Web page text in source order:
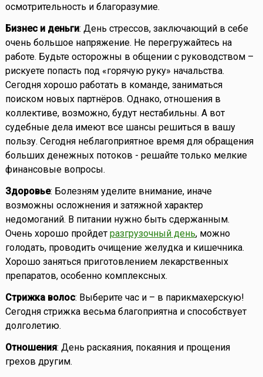
осмотрительность и благоразумие.
Бизнес и деньги: День стрессов, заключающий в себе
очень большое напряжение. Не перегружайтесь на
работе. Будьте осторожны в общении с руководством –
рискуете попасть под «горячую руку» начальства.
Сегодня хорошо работать в команде, заниматься
поиском новых партнёров. Однако, отношения в
коллективе, возможно, будут нестабильны. А вот
судебные дела имеют все шансы решиться в вашу
пользу. Сегодня неблагоприятное время для обращения
больших денежных потоков - решайте только мелкие
финансовые вопросы.
Здоровье: Болезням уделите внимание, иначе
возможны осложнения и затяжной характер
недомоганий. В питании нужно быть сдержанным.
Очень хорошо пройдет разгрузочный день, можно
голодать, проводить очищение желудка и кишечника.
Хорошо заняться приготовлением лекарственных
препаратов, особенно комплексных.
Стрижка волос: Выберите час и – в парикмахерскую!
Сегодня стрижка весьма благоприятна и способствует
долголетию.
Отношения: День раскаяния, покаяния и прощения
грехов другим.